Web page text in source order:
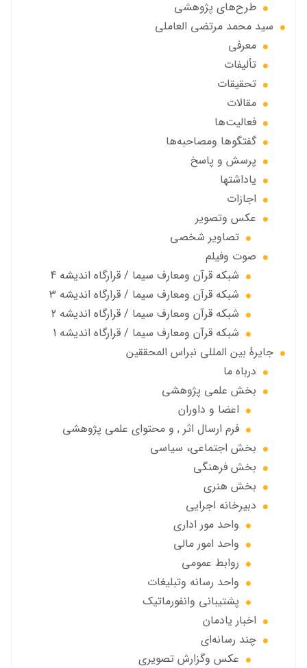
طرح‌های پژوهشی
سید محمد مرتضی العاملی
معرفی
تألیفات
تحقیقات
مقالات
فعالیت‌ها
گفتگوها ومصاحبه‌ها
پرسش و پاسخ
یاداشتها
اجازات
عكس وتصوير
تصاوير شخصى
صوت وفیلم
شبكه قرآن ومعارف سيما / قرارگاه انديشه 4
شبكه قرآن ومعارف سيما / قرارگاه انديشه 3
شبكه قرآن ومعارف سيما / قرارگاه انديشه 2
شبكه قرآن ومعارف سيما / قرارگاه انديشه 1
جايرهٔ بین المللی نبراس المحققین
درباه ما
بخش علمی پژوهشی
اعضا و داوران
فرم ارسال اثر , و محتوای علمی پژوهشی
بخش اجتماعی، سياسي
بخش فرهنگی
بخش هنری
دبیرخانه اجرایی
واحد مور اداری
واحد امور مالی
روابط عمومی
واحد رسانه وتبلیغات
پشتیبانی وانفورماتیک
اخبار يادمان
چند رسانه‌ای
عکس وگزارش تصویری